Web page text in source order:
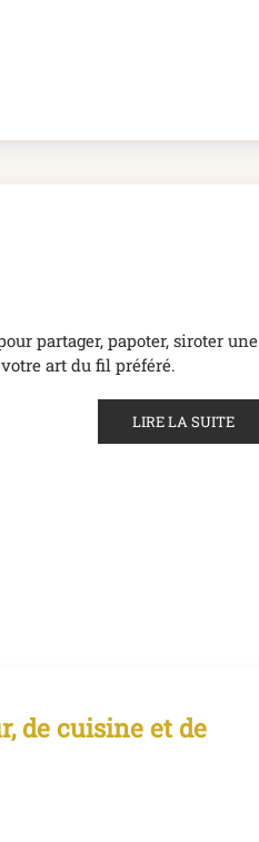
partager, papoter, siroter une
art du fil préféré.
LIRE LA SUITE
de cuisine et de